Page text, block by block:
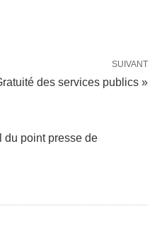
SUIVANT
des services publics »
du point presse de